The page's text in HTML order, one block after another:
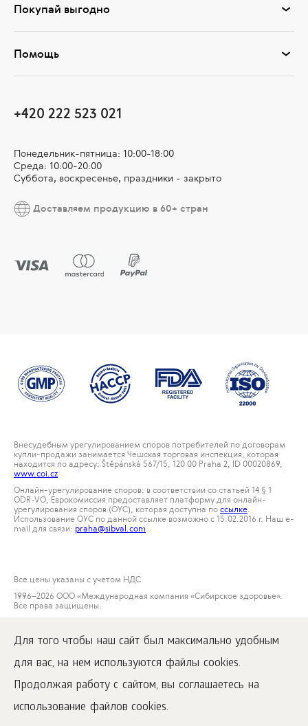
Для того чтобы наш сайт был максимально удобным
для вас, на нем используются файлы cookies.
Продолжая работу с сайтом, вы соглашаетесь на
использование файлов cookies.
Покупай выгодно
Помощь
+420 222 523 021
Понедельник-пятница: 10:00-18:00
Среда: 10:00-20:00
Суббота, воскресенье, праздники - закрыто
Доставляем продукцию в 60+ стран
Внесудебным урегулированием споров потребителей по договорам
купли-продажи занимается Чешская торговая инспекция, которая
находится по адресу: Štěpánská 567/15, 120 00 Praha 2, ID 00020869,
www.coi.cz
Онлайн-урегулирование споров: в соответствии со статьей 14 § 1
ODR-VO, Еврокомиссия предоставляет платформу для онлайн-
урегулирования споров (ОУС), которая доступна поссылке.
Использование ОУС по данной ссылке возможно с 15.02.2016 г. Наш е-
mail для связи: praha@sibval.com
Все цены указаны с учетом НДС
1996–2026 ООО «Международная компания «Сибирское здоровье».
Все права защищены.
www.siberianwellness.com.
Рекламация
Условия покупки